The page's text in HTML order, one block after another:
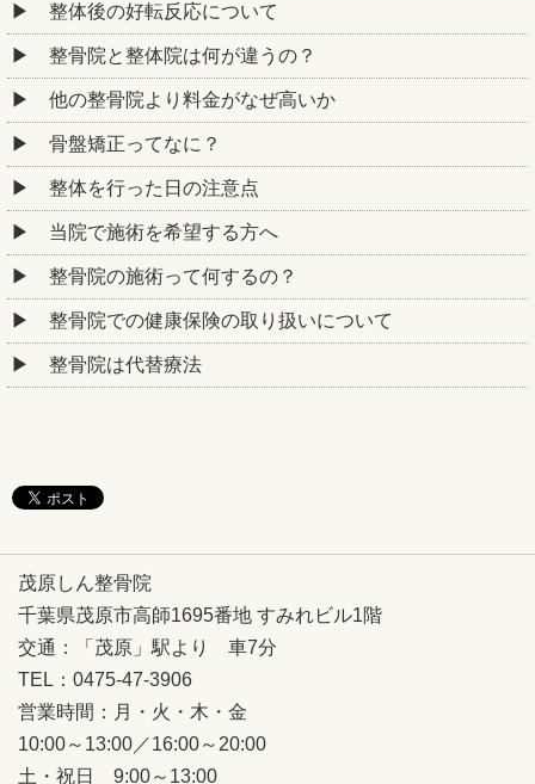
整体後の好転反応について
整骨院と整体院は何が違うの？
他の整骨院より料金がなぜ高いか
骨盤矯正ってなに？
整体を行った日の注意点
当院で施術を希望する方へ
整骨院の施術って何するの？
整骨院での健康保険の取り扱いについて
整骨院は代替療法
茂原しん整骨院
千葉県茂原市高師1695番地 すみれビル1階
交通：「茂原」駅より 車7分
TEL：0475-47-3906
営業時間：月・火・木・金
10:00～13:00／16:00～20:00
土・祝日 9:00～13:00